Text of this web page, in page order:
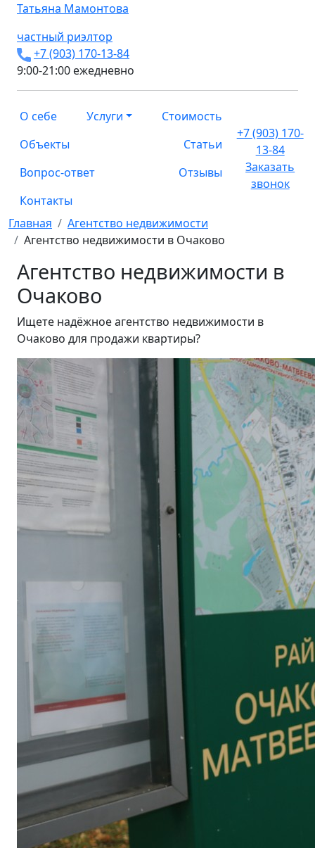
Татьяна Мамонтова
частный риэлтор
+7 (903) 170-13-84
9:00-21:00 ежедневно
О себе Услуги
Стоимость
Объекты
Статьи
Вопрос-ответ
Отзывы
Контакты
+7 (903) 170-
13-84
Заказать
звонок
Главная
Агентство недвижимости
Агентство недвижимости в Очаково
Агентство недвижимости в
Очаково
Ищете надёжное агентство недвижимости в
Очаково для продажи квартиры?